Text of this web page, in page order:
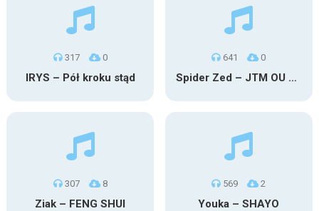
317 0
IRYS – Pół kroku stąd
641 0
Spider Zed – JTM OU TG
307 8
Ziak – FENG SHUI
569 2
Youka – SHAYO